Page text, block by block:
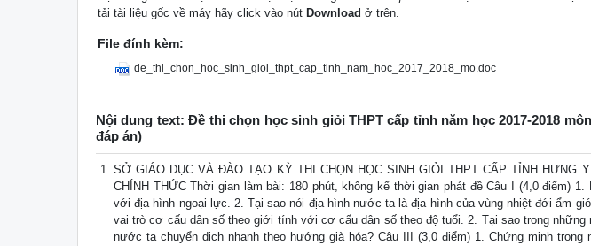
tải tài liệu gốc về máy hãy click vào nút Download ở trên.
File đính kèm:
de_thi_chon_hoc_sinh_gioi_thpt_cap_tinh_nam_hoc_2017_2018_mo.doc
Nội dung text: Đề thi chọn học sinh giỏi THPT cấp tỉnh năm học 2017-2018
đáp án)
SỞ GIÁO DỤC VÀ ĐÀO TẠO KỲ THI CHỌN HỌC SINH GIỎI THPT CẤP TỈNH HƯNG
CHÍNH THỨC Thời gian làm bài: 180 phút, không kể thời gian phát đề Câu I (4,0 điểm)
với địa hình ngoại lực. 2. Tại sao nói địa hình nước ta là địa hình của vùng nhiệt đới ẩm
vai trò cơ cấu dân số theo giới tính với cơ cấu dân số theo độ tuổi. 2. Tại sao trong
nước ta chuyển dịch nhanh theo hướng già hóa? Câu III (3,0 điểm) 1. Chứng minh